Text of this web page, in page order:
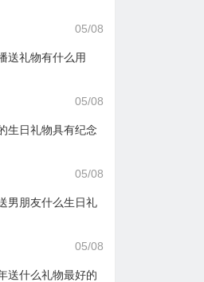
05/08
送礼物有什么用
05/08
生日礼物具有纪念
05/08
男朋友什么生日礼
05/08
送什么礼物最好的